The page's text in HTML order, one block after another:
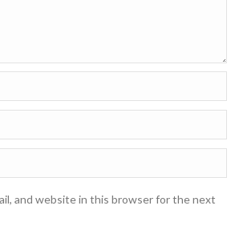
and website in this browser for the next